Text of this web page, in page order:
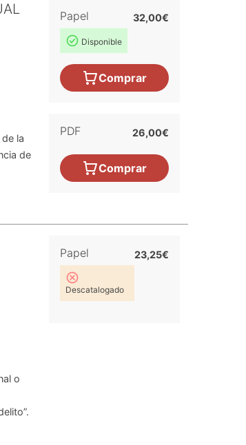
la
de
Papel
Disponible
32,00€
Comprar
PDF 26,00€
Comprar
o
Papel
Descatalogado
23,25€